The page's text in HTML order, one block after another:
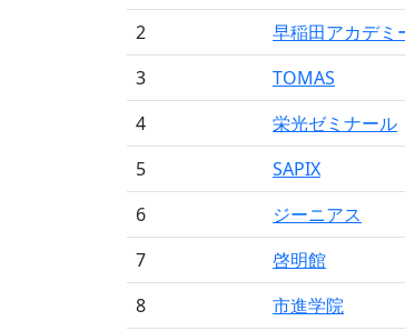
2
早稲田アカデミ
3
TOMAS
4
栄光ゼミナール
5
SAPIX
6
ジーニアス
7
啓明館
8
市進学院